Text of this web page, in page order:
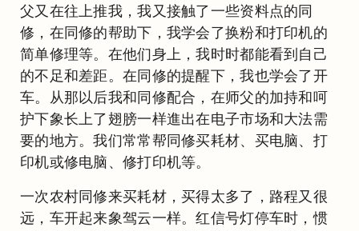
父又在往上推我，我又接触了一些资料点的同
修，在同修的帮助下，我学会了换粉和打印机的
简单修理等。在他们身上，我时时都能看到自己
的不足和差距。在同修的提醒下，我也学会了开
车。从那以后我和同修配合，在师父的加持和呵
护下象长上了翅膀一样進出在电子市场和大法需
要的地方。我们常常帮同修买耗材、买电脑、打
印机或修电脑、修打印机等。
一次农村同修来买耗材，买得太多了，路程又很
远，车开起来象驾云一样。红信号灯停车时，惯